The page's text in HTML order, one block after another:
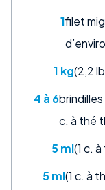
1filet
1 kg(2,2
4 à 6
c. à thé
5 ml(1 c.
5 ml(1 c. à